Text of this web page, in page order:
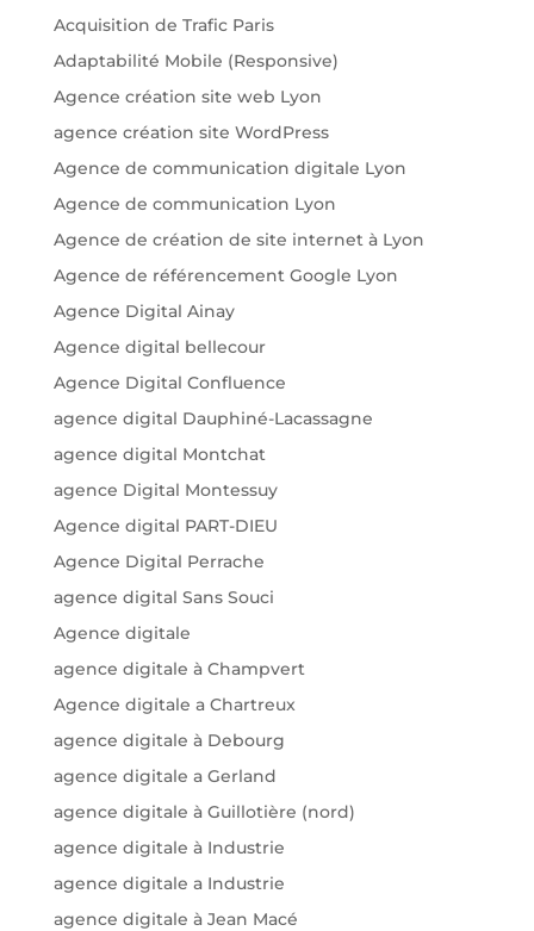
Acquisition de Trafic Paris
Adaptabilité Mobile (Responsive)
Agence création site web Lyon
agence création site WordPress
Agence de communication digitale Lyon
Agence de communication Lyon
Agence de création de site internet à Lyon
Agence de référencement Google Lyon
Agence Digital Ainay
Agence digital bellecour
Agence Digital Confluence
agence digital Dauphiné-Lacassagne
agence digital Montchat
agence Digital Montessuy
Agence digital PART-DIEU
Agence Digital Perrache
agence digital Sans Souci
Agence digitale
agence digitale à Champvert
Agence digitale a Chartreux
agence digitale à Debourg
agence digitale a Gerland
agence digitale à Guillotière (nord)
agence digitale à Industrie
agence digitale a Industrie
agence digitale à Jean Macé